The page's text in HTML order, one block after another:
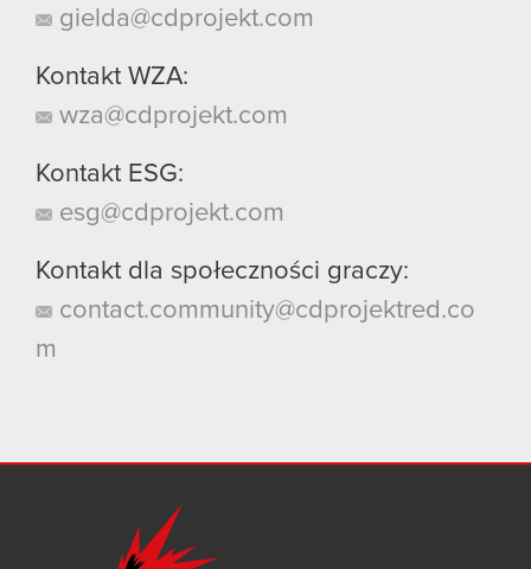
gielda@cdprojekt.com
Kontakt WZA:
wza@cdprojekt.com
Kontakt ESG:
esg@cdprojekt.com
Kontakt dla społeczności graczy:
contact.community@cdprojektred.co
m